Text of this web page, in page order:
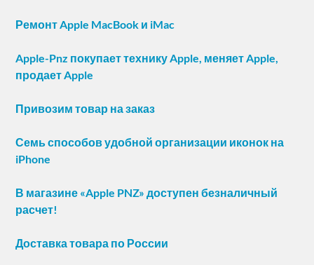
Ремонт Apple MacBook и iMac
Apple-Pnz покупает технику Apple, меняет Apple,
продает Apple
Привозим товар на заказ
Семь способов удобной организации иконок на
iPhone
В магазине «Apple PNZ» доступен безналичный
расчет!
Доставка товара по России